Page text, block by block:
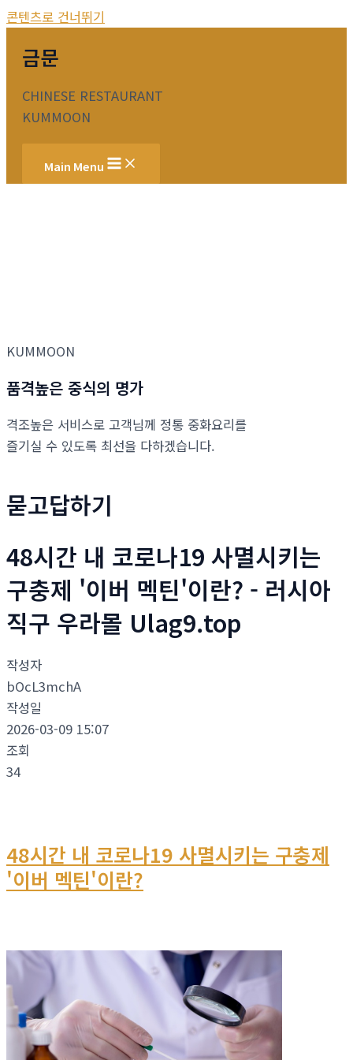
콘텐츠로 건너뛰기
금문
CHINESE RESTAURANT
KUMMOON
Main Menu
KUMMOON
품격높은 중식의 명가
격조높은 서비스로 고객님께 정통 중화요리를
즐기실 수 있도록 최선을 다하겠습니다.
묻고답하기
48시간 내 코로나19 사멸시키는
구충제 '이버 멕틴'이란? - 러시아
직구 우라몰 Ulag9.top
작성자
bOcL3mchA
작성일
2026-03-09 15:07
조회
34
48시간 내 코로나19 사멸시키는 구충제
'이버 멕틴'이란?